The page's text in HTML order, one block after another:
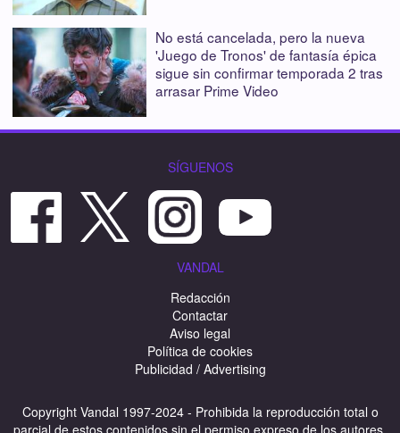
No está cancelada, pero la nueva
'Juego de Tronos' de fantasía épica
sigue sin confirmar temporada 2 tras
arrasar Prime Video
SÍGUENOS
VANDAL
Redacción
Contactar
Aviso legal
Política de cookies
Publicidad / Advertising
Copyright Vandal 1997-2024 - Prohibida la reproducción total o